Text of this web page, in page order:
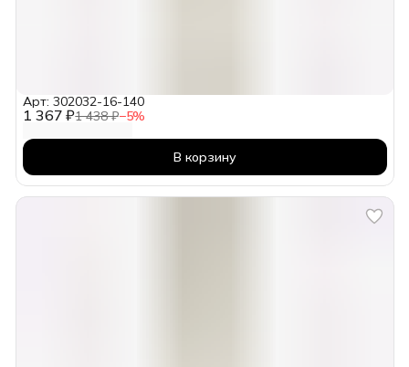
1 367 ₽1 438 ₽−5%
Арт: 302032-16-140
В корзину